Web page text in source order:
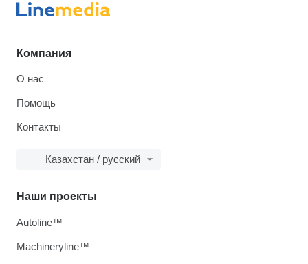
Компания
О нас
Помощь
Контакты
Казахстан / русский
Наши проекты
Autoline™
Machineryline™